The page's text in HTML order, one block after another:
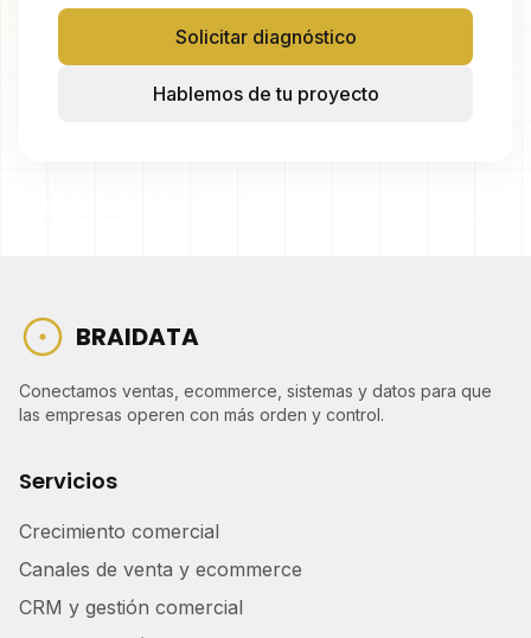
Solicitar diagnóstico
Hablemos de tu proyecto
BRAIDATA
Conectamos ventas, ecommerce, sistemas y datos para que
las empresas operen con más orden y control.
Servicios
Crecimiento comercial
Canales de venta y ecommerce
CRM y gestión comercial